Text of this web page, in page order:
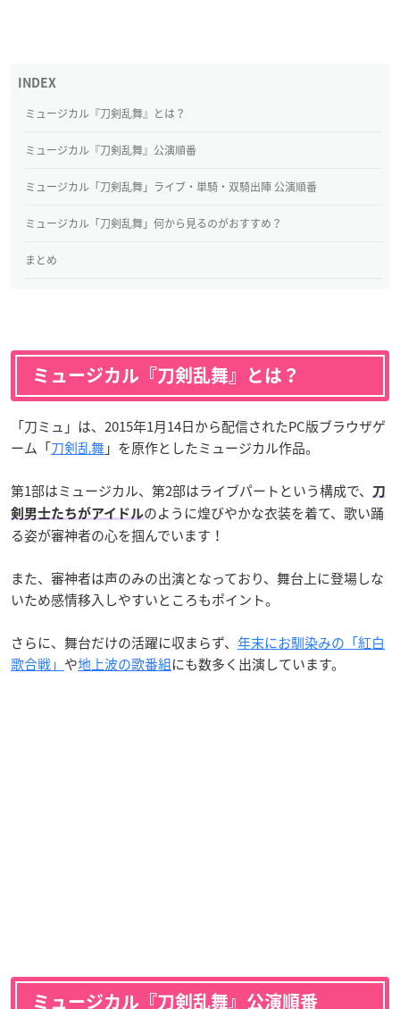
ミュージカル『刀剣乱舞』とは？
ミュージカル『刀剣乱舞』公演順番
ミュージカル「刀剣乱舞」ライブ・単騎・双騎出陣 公演順番
ミュージカル「刀剣乱舞」何から見るのがおすすめ？
まとめ
ミュージカル『刀剣乱舞』とは？
「刀ミュ」は、2015年1月14日から配信されたPC版ブラウザゲ
ーム「刀剣乱舞」を原作としたミュージカル作品。
第1部はミュージカル、第2部はライブパートという構成で、
刀
剣男士たちがアイドルのように煌びやかな衣装を着て、歌い踊
る姿が審神者の心を掴んでいます！
また、審神者は声のみの出演となっており、舞台上に登場しな
いため感情移入しやすいところもポイント。
さらに、舞台だけの活躍に収まらず、 年末にお馴染みの「紅白
歌合戦」 や地上波の歌番組にも数多く出演しています。
ミュージカル『刀剣乱舞』公演順番